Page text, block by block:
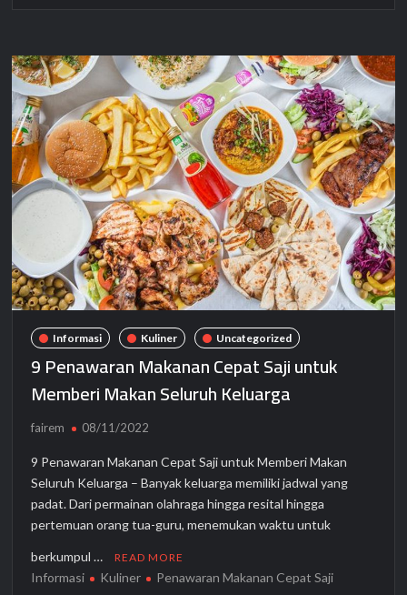
Informasi Kuliner Uncategorized
9 Penawaran Makanan Cepat Saji untuk
Memberi Makan Seluruh Keluarga
fairem 08/11/2022
9 Penawaran Makanan Cepat Saji untuk Memberi Makan
Seluruh Keluarga – Banyak keluarga memiliki jadwal yang
padat. Dari permainan olahraga hingga resital hingga
pertemuan orang tua-guru, menemukan waktu untuk
berkumpul … READ MORE
Informasi Kuliner Penawaran Makanan Cepat Saji